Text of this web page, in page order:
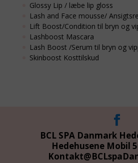
Glossy Lip / læbe lip gloss
Lash and Face mousse/
Lift Boost/Condition til bryn og
Lashboost Mascara
Lash Boost /Serum til bryn og
Skinboost Kosttilskud
BCL SPA Danmark
Hedehusene Mobil